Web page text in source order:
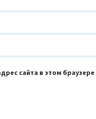
сайта в этом